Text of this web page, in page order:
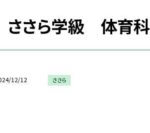
ささら学級 体育科
12/12 ささら